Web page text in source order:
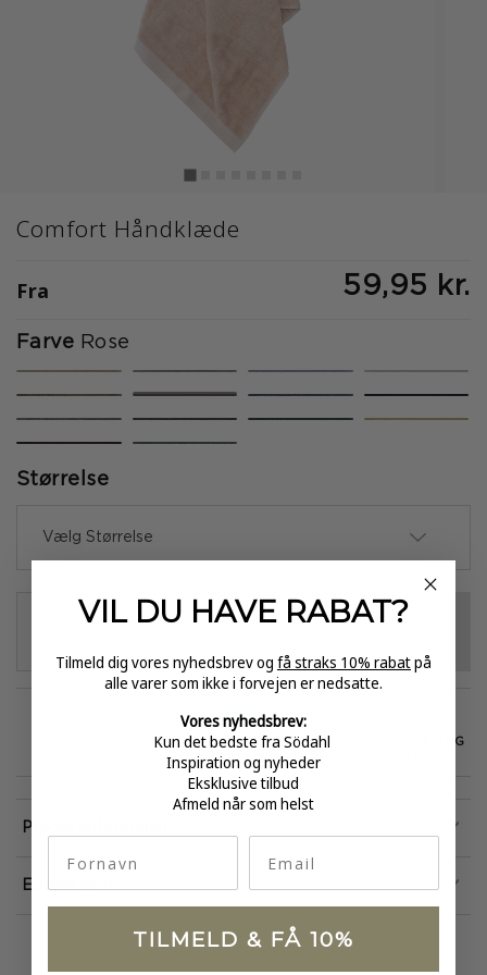
Comfort Håndklæde
Fra 59,95 kr.
Farve Rose
valgte
Størrelse
Vælg Størrelse
E-MÆRKET
certificeret
HURTIG LEVERING
Egenskaber
Produktinformation
VIL DU HAVE RABAT?
Tilmeld dig vores nyhedsbrev og få straks 10% rabatpå
alle varer som ikke i forvejen er nedsatte.
Vores nyhedsbrev:
Kun det bedste fra Södahl
Inspiration og nyheder
Eksklusive tilbud
Afmeld når som helst
TILMELD & FÅ 10%